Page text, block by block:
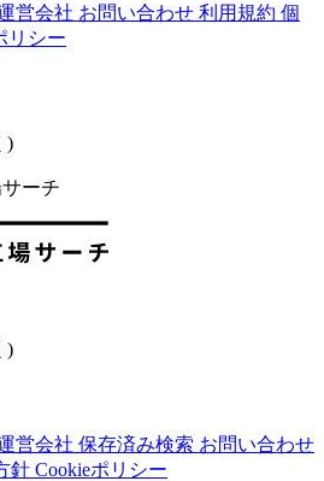
営会社 お問い合わせ 利用規約 個
リシー
)
ーチ
)
営会社 保存済み検索 お問い合わせ
針 Cookieポリシー